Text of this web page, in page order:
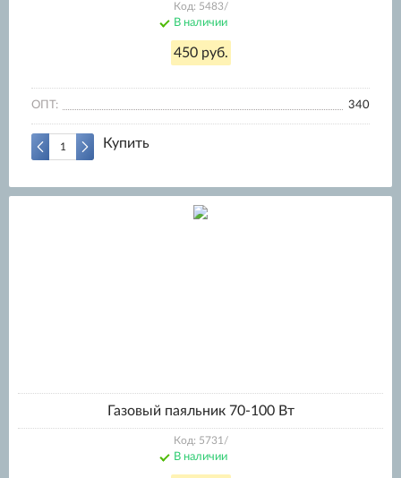
Код: 5483/
В наличии
450 руб.
ОПТ: 340
Купить
Газовый паяльник 70-100 Вт
Код: 5731/
В наличии